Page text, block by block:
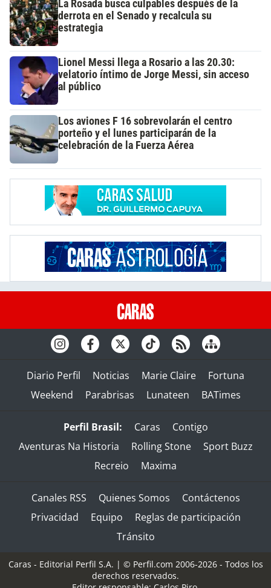
La Rosada busca culpables después de la
derrota en el Senado y recalcula su
estrategia
Lionel Messi llega a Rosario a las 20.30:
velatorio íntimo de Jorge Messi, sin acceso
al público
Los aviones F 16 sobrevolarán el centro
porteño y el lunes participarán de la
celebración de la Fuerza Aérea
Diario Perfil Noticias Marie Claire
Fortuna
Weekend
Parabrisas Lunateen BATimes
Perfil Brasil: Caras
Contigo
Aventuras Na Historia
Rolling Stone
Sport Buzz
Recreio
Maxima
Canales RSS Quienes Somos
Contáctenos
Privacidad
Equipo
Reglas de participación
Tránsito
Caras - Editorial Perfil S.A. | © Perfil.com 2006-2026 - Todos los
derechos reservados.